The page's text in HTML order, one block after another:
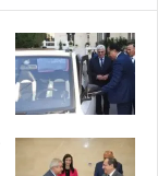
ح
م
ر
ا
ء
ة
ح